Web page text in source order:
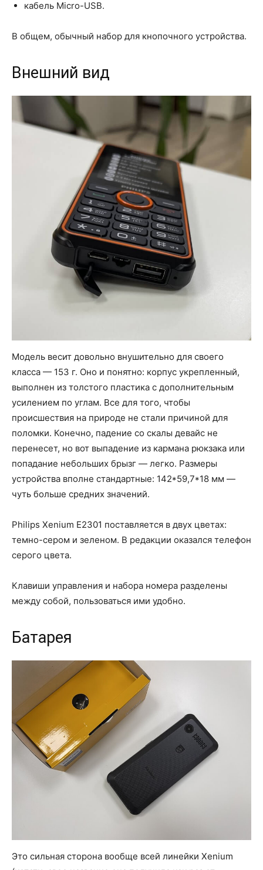
кабель Micro-USB.
В общем, обычный набор для кнопочного устройства.
Внешний вид
Модель весит довольно внушительно для своего
класса — 153 г. Оно и понятно: корпус укрепленный,
выполнен из толстого пластика с дополнительным
усилением по углам. Все для того, чтобы
происшествия на природе не стали причиной для
поломки. Конечно, падение со скалы девайс не
перенесет, но вот выпадение из кармана рюкзака или
попадание небольших брызг — легко. Размеры
устройства вполне стандартные: 142*59,7*18 мм —
чуть больше средних значений.
Philips Xenium E2301 поставляется в двух цветах:
темно-сером и зеленом. В редакции оказался телефон
серого цвета.
Клавиши управления и набора номера разделены
между собой, пользоваться ими удобно.
Батарея
Это сильная сторона вообще всей линейки Xenium